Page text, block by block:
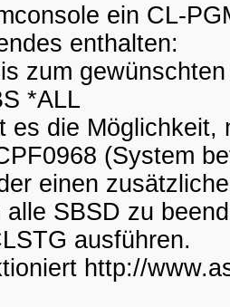
ein CL-
enthalten:
zum
*ALL
es die Möglichkeit,
(System
einen
SBSD zu
ausführen.
http://